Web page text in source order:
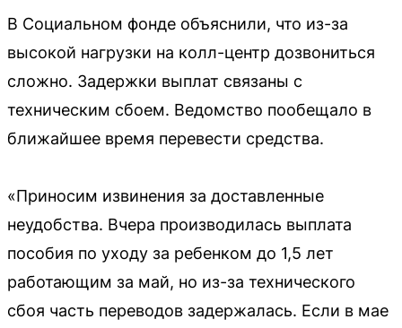
В Социальном фонде объяснили, что из-за
высокой нагрузки на колл-центр дозвониться
сложно. Задержки выплат связаны с
техническим сбоем. Ведомство пообещало в
ближайшее время перевести средства.
«Приносим извинения за доставленные
неудобства. Вчера производилась выплата
пособия по уходу за ребенком до 1,5 лет
работающим за май, но из-за технического
сбоя часть переводов задержалась. Если в мае